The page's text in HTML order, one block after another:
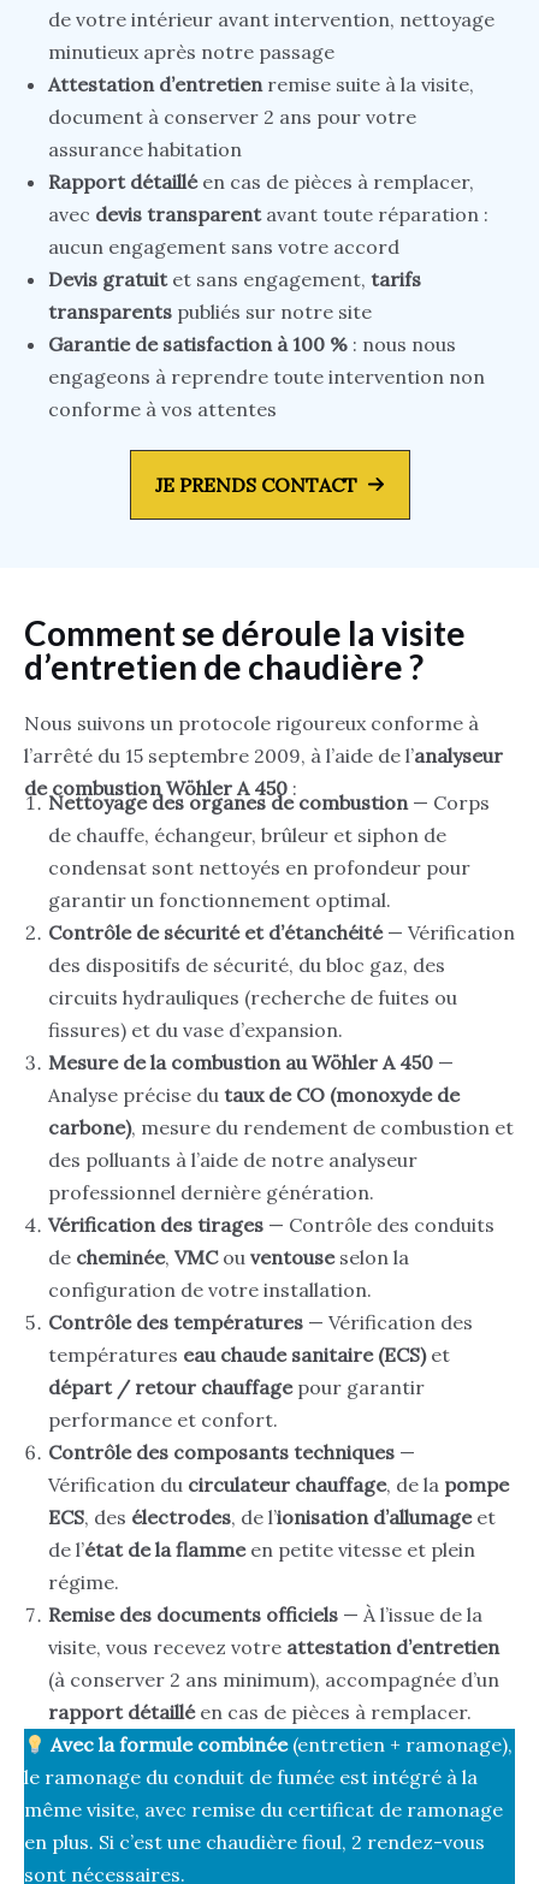
de votre intérieur avant intervention, nettoyage
minutieux après notre passage
Attestation d’entretien remise suite à la visite,
document à conserver 2 ans pour votre
assurance habitation
Rapport détailléen cas de pièces à remplacer,
avec devis transparentavant toute réparation :
aucun engagement sans votre accord
Devis gratuitet sans engagement, tarifs
transparents publiés sur notre site
Garantie de satisfaction à 100 % : nous nous
engageons à reprendre toute intervention non
conforme à vos attentes
JE PRENDS CONTACT
Comment se déroule la visite
d’entretien de chaudière ?
Nous suivons un protocole rigoureux conforme à
l’arrêté du 15 septembre 2009, à l’aide de l’analyseur
de combustion Wöhler A 450 :
Nettoyage des organes de combustion— Corps
de chauffe, échangeur, brûleur et siphon de
condensat sont nettoyés en profondeur pour
garantir un fonctionnement optimal.
Contrôle de sécurité et d’étanchéité— Vérification
des dispositifs de sécurité, du bloc gaz, des
circuits hydrauliques (recherche de fuites ou
fissures) et du vase d’expansion.
Mesure de la combustion au Wöhler A 450 —
Analyse précise du taux de CO (monoxyde de
carbone), mesure du rendement de combustion et
des polluants à l’aide de notre analyseur
professionnel dernière génération.
Vérification des tirages — Contrôle des conduits
de cheminée, VMCou ventouseselon la
configuration de votre installation.
Contrôle des températures — Vérification des
températures eau chaude sanitaire (ECS)et
départ / retour chauffagepour garantir
performance et confort.
Contrôle des composants techniques —
Vérification du circulateur chauffage, de la pompe
ECS, des électrodes, de l’ionisation d’allumageet
de l’état de la flammeen petite vitesse et plein
régime.
Remise des documents officiels — À l’issue de la
visite, vous recevez votre attestation d’entretien
(à conserver 2 ans minimum), accompagnée d’un
rapport détailléen cas de pièces à remplacer.
Avec la formule combinée(entretien + ramonage),
le ramonage du conduit de fumée est intégré à la
même visite, avec remise du certificat de ramonage
en plus. Si c’est une chaudière fioul, 2 rendez-vous
sont nécessaires.